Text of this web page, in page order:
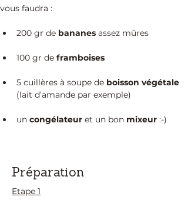
vous faudra :
200 gr de bananes assez mûres
100 gr de framboises
5 cuillères à soupe de boisson végétale
(lait d’amande par exemple)
un congélateur et un bon mixeur :-)
Préparation
Etape 1